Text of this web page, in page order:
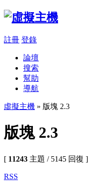
註冊 登錄
論壇
搜索
幫助
導航
虛擬主機 » 版塊 2.3
版塊 2.3
[ 11243 主題 / 5145 回復 ]
RSS